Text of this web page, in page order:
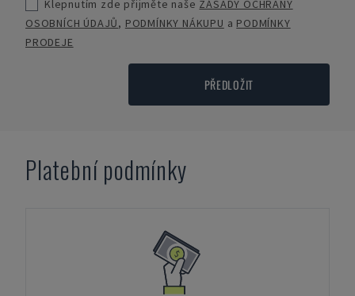
Klepnutím zde přijměte naše ZÁSADY OCHRANY
OSOBNÍCH ÚDAJŮ, PODMÍNKY NÁKUPU a PODMÍNKY
PRODEJE
PŘEDLOŽIT
Platební podmínky